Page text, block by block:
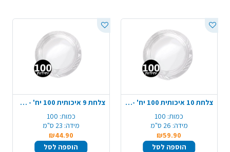
צלחת 10 איכותית 100 יח' - שקוף
כמות: 100
מידה: 26 ס"מ
₪59.90
הוספה לסל
צלחת 9 איכותית 100 יח' - שקוף
כמות: 100
מידה: 23 ס"מ
₪44.90
הוספה לסל